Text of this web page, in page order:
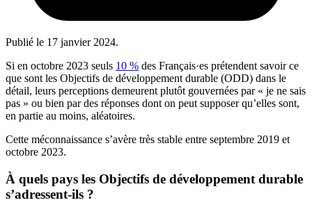
Publié le 17 janvier 2024.
Si en octobre 2023 seuls 10 % des Français·es prétendent savoir ce
que sont les Objectifs de développement durable (ODD) dans le
détail, leurs perceptions demeurent plutôt gouvernées par « je ne sais
pas » ou bien par des réponses dont on peut supposer qu’elles sont,
en partie au moins, aléatoires.
Cette méconnaissance s’avère très stable entre septembre 2019 et
octobre 2023.
À quels pays les Objectifs de développement durable
s’adressent-ils ?